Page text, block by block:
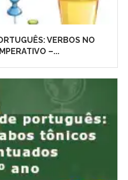
VERBOS NO
–...